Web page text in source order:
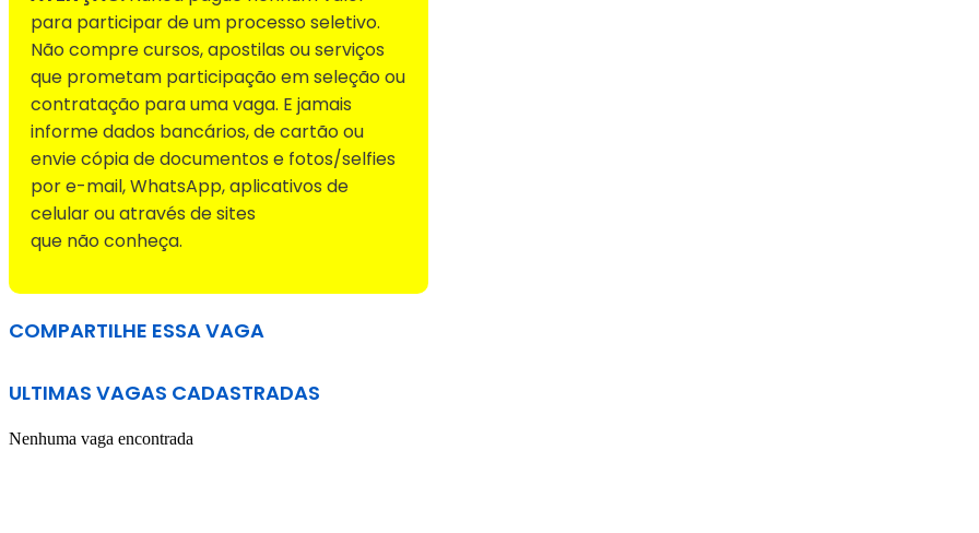
para participar de um processo seletivo.
Não compre cursos, apostilas ou serviços
que prometam participação em seleção ou
contratação para uma vaga. E jamais
informe dados bancários, de cartão ou
envie cópia de documentos e fotos/selfies
por e-mail, WhatsApp, aplicativos de
celular ou através de sites
que não conheça.
COMPARTILHE ESSA VAGA
ULTIMAS VAGAS CADASTRADAS
Nenhuma vaga encontrada